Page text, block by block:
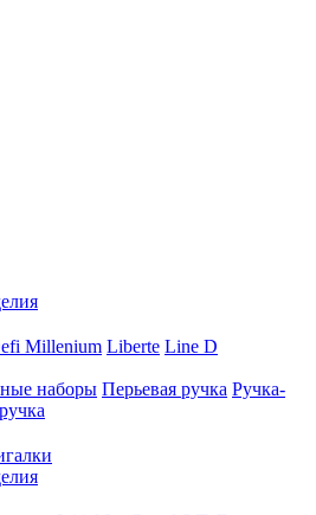
Millenium Liberte Line D
наборы Перьевая ручка Ручка-